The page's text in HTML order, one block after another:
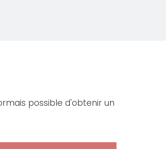
possible d'obtenir un